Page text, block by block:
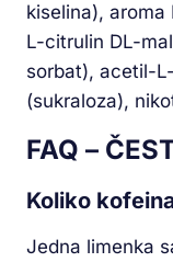
kiselina),
L-citrulin DL-
sorbat), acetil-
(sukraloza),
FAQ –
Koliko
Jedna limenka